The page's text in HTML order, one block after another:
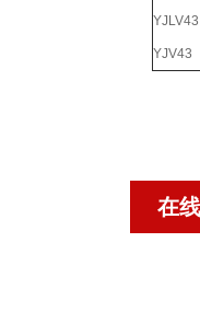
YJLV43
YJV43
在